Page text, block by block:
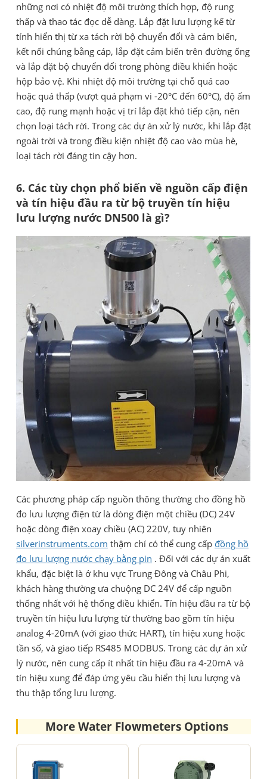
những nơi có nhiệt độ môi trường thích hợp, độ rung
thấp và thao tác đọc dễ dàng. Lắp đặt lưu lượng kế từ
tính hiển thị từ xa tách rời bộ chuyển đổi và cảm biến,
kết nối chúng bằng cáp, lắp đặt cảm biến trên đường ống
và lắp đặt bộ chuyển đổi trong phòng điều khiển hoặc
hộp bảo vệ. Khi nhiệt độ môi trường tại chỗ quá cao
hoặc quá thấp (vượt quá phạm vi -20°C đến 60°C), độ ẩm
cao, độ rung mạnh hoặc vị trí lắp đặt khó tiếp cận, nên
chọn loại tách rời. Trong các dự án xử lý nước, khi lắp đặt
ngoài trời và trong điều kiện nhiệt độ cao vào mùa hè,
loại tách rời đáng tin cậy hơn.
6. Các tùy chọn phổ biến về nguồn cấp điện
và tín hiệu đầu ra từ bộ truyền tín hiệu
lưu lượng nước DN500 là gì?
Các phương pháp cấp nguồn thông thường cho đồng hồ
đo lưu lượng điện từ là dòng điện một chiều (DC) 24V
hoặc dòng điện xoay chiều (AC) 220V, tuy nhiên
silverinstruments.com thậm chí có thể cung cấp đồng hồ
đo lưu lượng nước chạy bằng pin . Đối với các dự án xuất
khẩu, đặc biệt là ở khu vực Trung Đông và Châu Phi,
khách hàng thường ưa chuộng DC 24V để cấp nguồn
thống nhất với hệ thống điều khiển. Tín hiệu đầu ra từ bộ
truyền tín hiệu lưu lượng từ thường bao gồm tín hiệu
analog 4-20mA (với giao thức HART), tín hiệu xung hoặc
tần số, và giao tiếp RS485 MODBUS. Trong các dự án xử
lý nước, nên cung cấp ít nhất tín hiệu đầu ra 4-20mA và
tín hiệu xung để đáp ứng yêu cầu hiển thị lưu lượng và
thu thập tổng lưu lượng.
More Water Flowmeters Options